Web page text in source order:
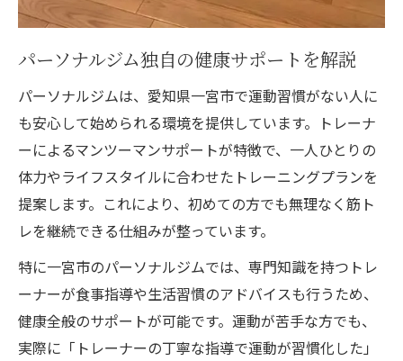
パーソナルジム独自の健康サポートを解説
パーソナルジムは、愛知県一宮市で運動習慣がない人に
も安心して始められる環境を提供しています。トレーナ
ーによるマンツーマンサポートが特徴で、一人ひとりの
体力やライフスタイルに合わせたトレーニングプランを
提案します。これにより、初めての方でも無理なく筋ト
レを継続できる仕組みが整っています。
特に一宮市のパーソナルジムでは、専門知識を持つトレ
ーナーが食事指導や生活習慣のアドバイスも行うため、
健康全般のサポートが可能です。運動が苦手な方でも、
実際に「トレーナーの丁寧な指導で運動が習慣化した」